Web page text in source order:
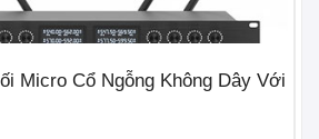
Micro Cổ Ngỗng Không Dây Với